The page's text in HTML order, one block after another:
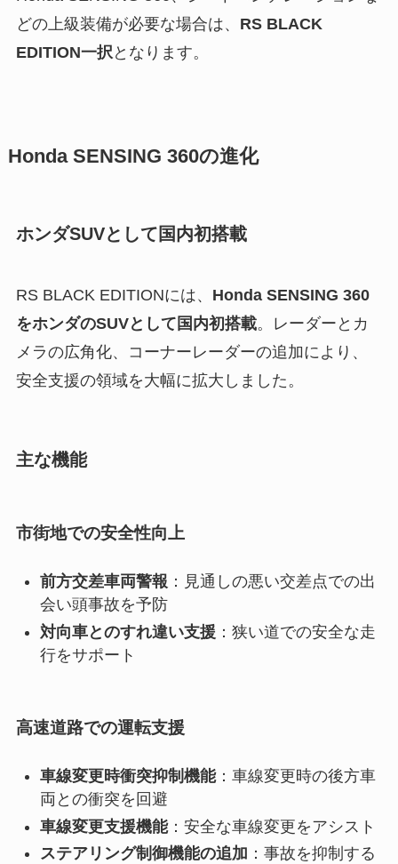
どの上級装備が必要な場合は、 RS BLACK
EDITION一択 となります。
Honda SENSING 360の進化
ホンダSUVとして国内初搭載
RS BLACK EDITIONには、 Honda SENSING 360
をホンダのSUVとして国内初搭載。レーダーとカ
メラの広角化、コーナーレーダーの追加により、
安全支援の領域を大幅に拡大しました。
主な機能
市街地での安全性向上
前方交差車両警報 ：見通しの悪い交差点での出
会い頭事故を予防
対向車とのすれ違い支援 ：狭い道での安全な走
行をサポート
高速道路での運転支援
車線変更時衝突抑制機能：車線変更時の後方車
両との衝突を回避
車線変更支援機能：安全な車線変更をアシスト
ステアリング制御機能の追加 ：事故を抑制する